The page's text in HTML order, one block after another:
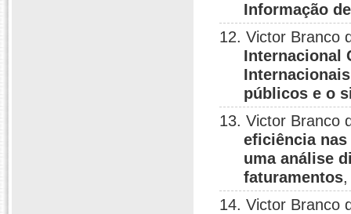
Informação
12. Victor Branco
Internacional
públicos e o
13. Victor Branco
eficiência
uma análise
faturamentos
14. Victor Branco